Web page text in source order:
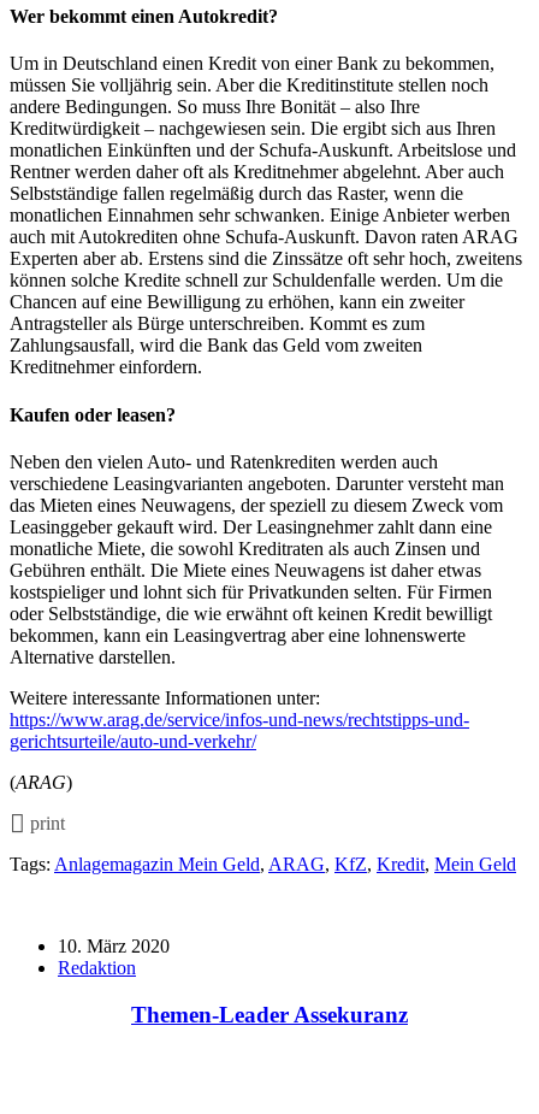
Wer bekommt einen Autokredit?
Um in Deutschland einen Kredit von einer Bank zu bekommen,
müssen Sie volljährig sein. Aber die Kreditinstitute stellen noch
andere Bedingungen. So muss Ihre Bonität – also Ihre
Kreditwürdigkeit – nachgewiesen sein. Die ergibt sich aus Ihren
monatlichen Einkünften und der Schufa-Auskunft. Arbeitslose und
Rentner werden daher oft als Kreditnehmer abgelehnt. Aber auch
Selbstständige fallen regelmäßig durch das Raster, wenn die
monatlichen Einnahmen sehr schwanken. Einige Anbieter werben
auch mit Autokrediten ohne Schufa-Auskunft. Davon raten ARAG
Experten aber ab. Erstens sind die Zinssätze oft sehr hoch, zweitens
können solche Kredite schnell zur Schuldenfalle werden. Um die
Chancen auf eine Bewilligung zu erhöhen, kann ein zweiter
Antragsteller als Bürge unterschreiben. Kommt es zum
Zahlungsausfall, wird die Bank das Geld vom zweiten
Kreditnehmer einfordern.
Kaufen oder leasen?
Neben den vielen Auto- und Ratenkrediten werden auch
verschiedene Leasingvarianten angeboten. Darunter versteht man
das Mieten eines Neuwagens, der speziell zu diesem Zweck vom
Leasinggeber gekauft wird. Der Leasingnehmer zahlt dann eine
monatliche Miete, die sowohl Kreditraten als auch Zinsen und
Gebühren enthält. Die Miete eines Neuwagens ist daher etwas
kostspieliger und lohnt sich für Privatkunden selten. Für Firmen
oder Selbstständige, die wie erwähnt oft keinen Kredit bewilligt
bekommen, kann ein Leasingvertrag aber eine lohnenswerte
Alternative darstellen.
Weitere interessante Informationen unter:
https://www.arag.de/service/infos-und-news/rechtstipps-und-
gerichtsurteile/auto-und-verkehr/
(ARAG)
print
Tags: Anlagemagazin Mein Geld, ARAG, KfZ, Kredit, Mein Geld
10. März 2020
Redaktion
Themen-Leader Assekuranz